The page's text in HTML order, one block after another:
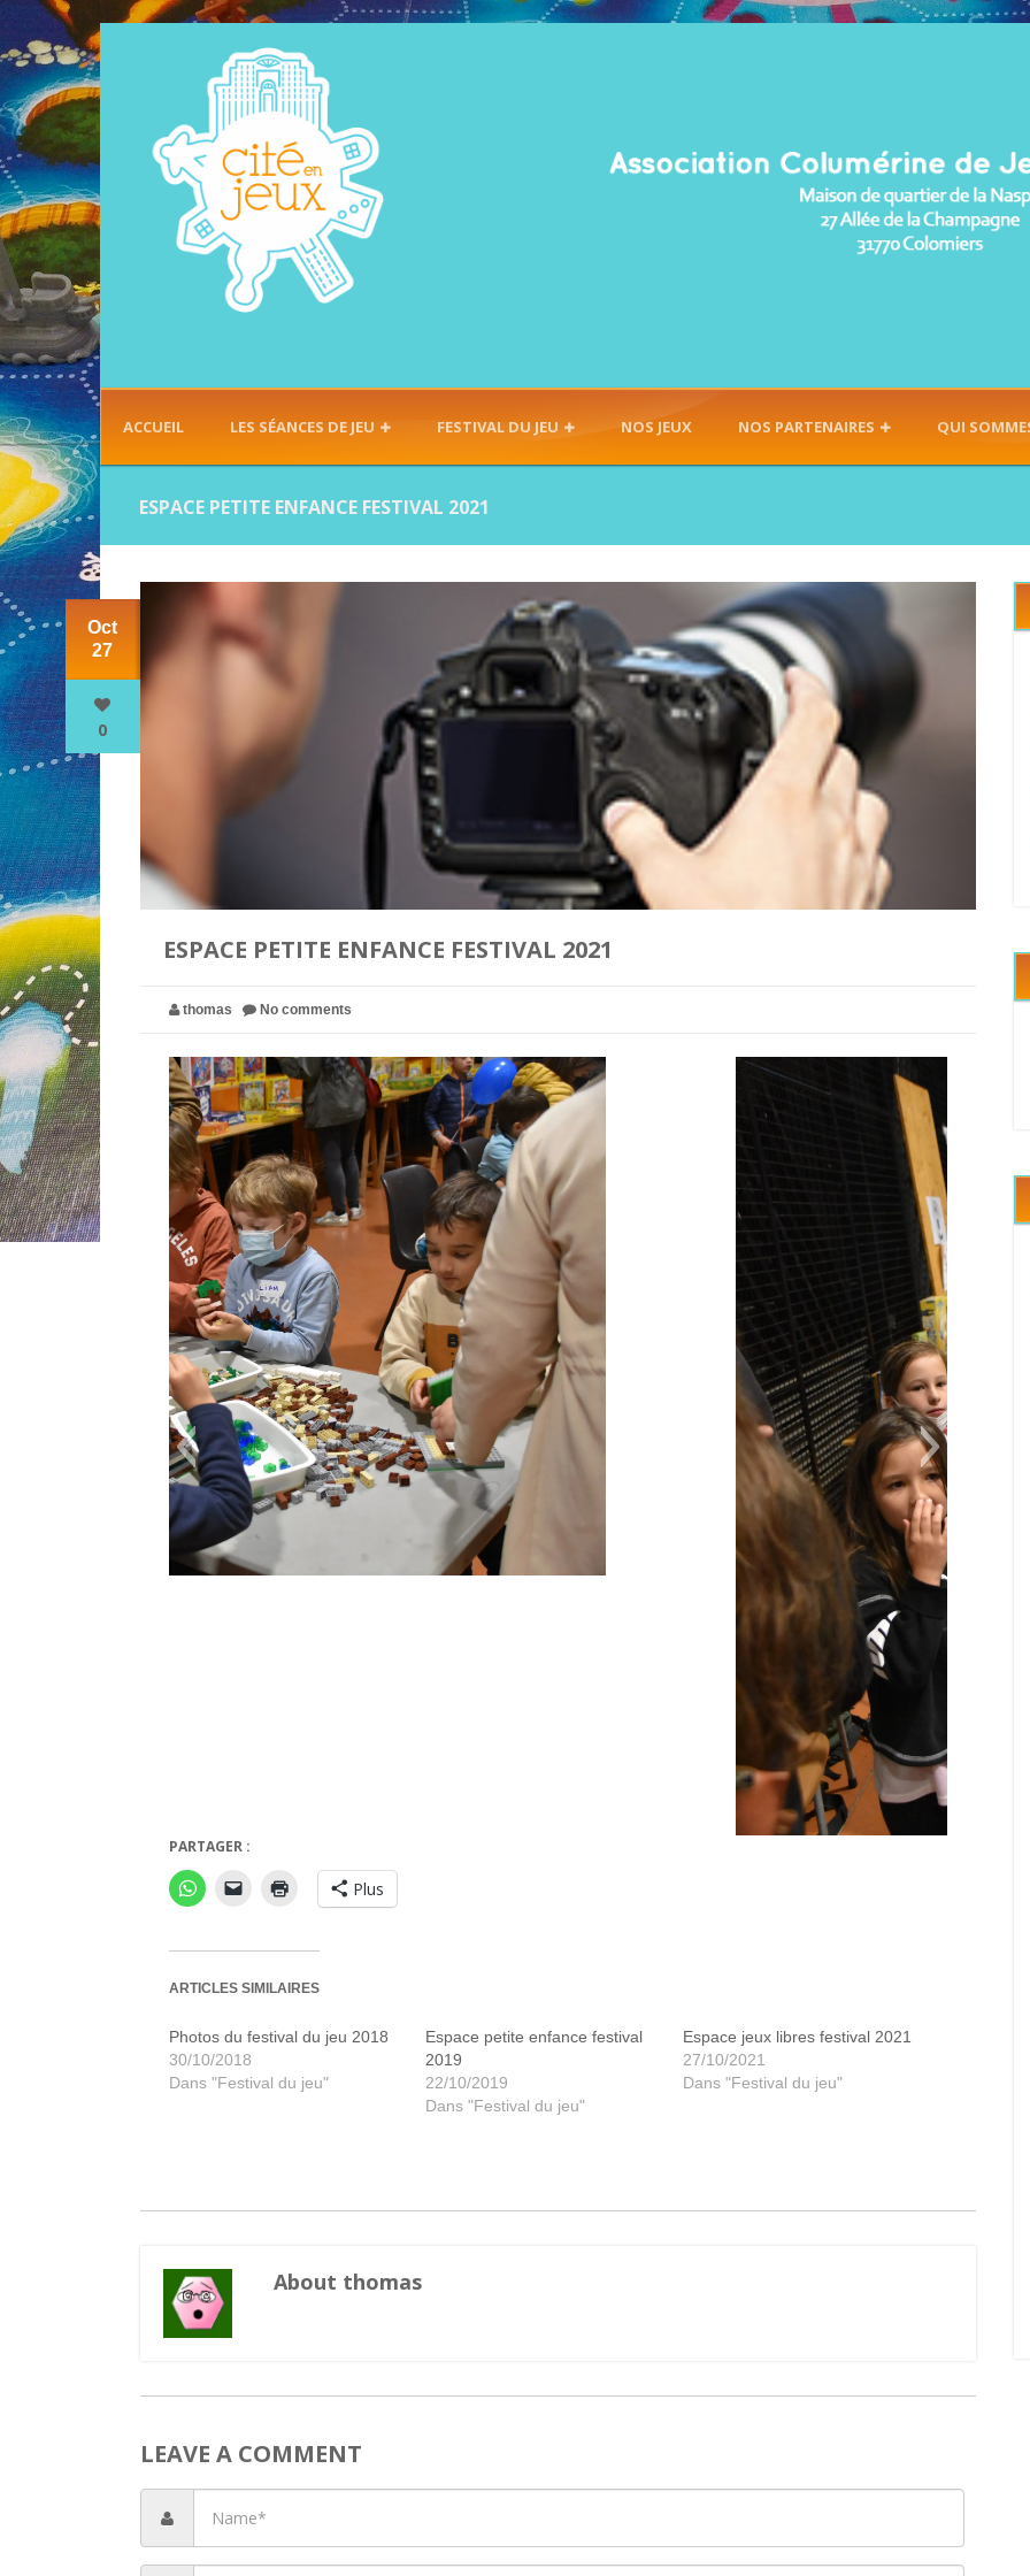
ACCUEIL LES SÉANCES DE JEU FESTIVAL DU JEU NOS JEUX NOS PARTENAIRES QUI
ESPACE PETITE ENFANCE FESTIVAL 2021
Oct
27
0
ESPACE PETITE ENFANCE FESTIVAL 2021
thomas No comments
PARTAGER :
Plus
ARTICLES SIMILAIRES
Photos du festival du jeu 2018
30/10/2018
Dans "Festival du jeu"
Espace petite enfance festival
2019
22/10/2019
Dans "Festival du jeu"
Espace jeux libres festival 2021
27/10/2021
Dans "Festival du jeu"
About thomas
LEAVE A COMMENT